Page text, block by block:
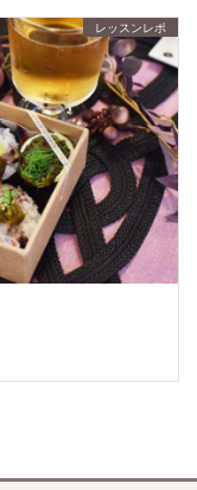
レッスンレポ